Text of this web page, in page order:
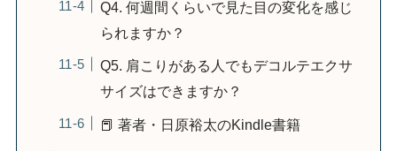
Q4. 何週間くらいで見た目の変化を感じ
られますか？
Q5. 肩こりがある人でもデコルテエクサ
サイズはできますか？
📕 著者・日原裕太のKindle書籍